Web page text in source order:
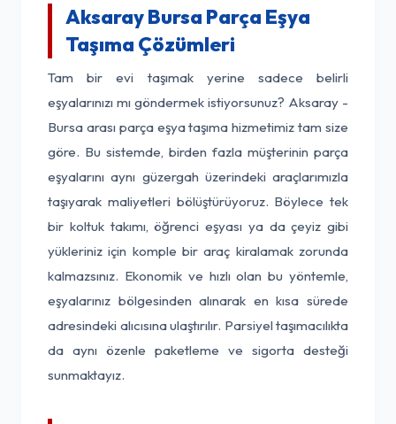
Aksaray Bursa Parça Eşya
Taşıma Çözümleri
Tam bir evi taşımak yerine sadece belirli
eşyalarınızı mı göndermek istiyorsunuz? Aksaray -
Bursa arası parça eşya taşıma hizmetimiz tam size
göre. Bu sistemde, birden fazla müşterinin parça
eşyalarını aynı güzergah üzerindeki araçlarımızla
taşıyarak maliyetleri bölüştürüyoruz. Böylece tek
bir koltuk takımı, öğrenci eşyası ya da çeyiz gibi
yükleriniz için komple bir araç kiralamak zorunda
kalmazsınız. Ekonomik ve hızlı olan bu yöntemle,
eşyalarınız bölgesinden alınarak en kısa sürede
adresindeki alıcısına ulaştırılır. Parsiyel taşımacılıkta
da aynı özenle paketleme ve sigorta desteği
sunmaktayız.